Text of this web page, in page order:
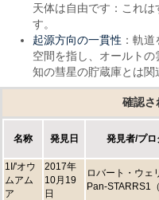
天体は自由です：これ
す。
起源方向の一貫性 ：軌
空間を指し、オールト
知の彗星の貯蔵庫とは関
確認さ
名称 発見日 発見者/プロ
1I/'オウ
ムアム
ア
2017年
10月19
日
ロバート・ウェ
Pan-STARRS1